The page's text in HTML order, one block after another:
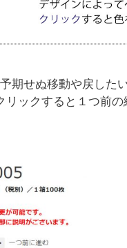
期せぬ移動や戻した
リックすると１つ前の